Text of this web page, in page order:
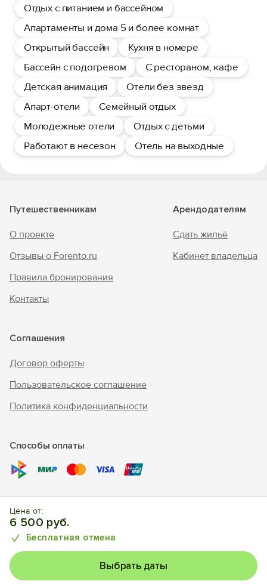
Отдых с питанием и бассейном
Апартаменты и дома 5 и более комнат
Открытый бассейн
Кухня в номере
Бассейн с подогревом
С рестораном, кафе
Детская анимация
Отели без звезд
Апарт-отели
Семейный отдых
Молодежные отели
Отдых с детьми
Работают в несезон
Отель на выходные
Цена от:
6 500 руб.
Бесплатная отмена
Выбрать даты
Путешественникам
О проекте
Отзывы о Forento.ru
Правила бронирования
Контакты
Арендодателям
Сдать жильё
Кабинет владельца
Соглашения
Договор оферты
Пользовательское соглашение
Политика конфиденциальности
Способы оплаты
защищены, торговый знак Nº1025240.
отелей, квартир, домов.